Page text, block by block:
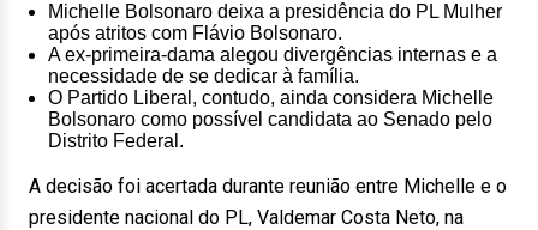
Michelle Bolsonaro deixa a presidência do PL Mulher
após atritos com Flávio Bolsonaro.
A ex-primeira-dama alegou divergências internas e a
necessidade de se dedicar à família.
O Partido Liberal, contudo, ainda considera Michelle
Bolsonaro como possível candidata ao Senado pelo
Distrito Federal.
A decisão foi acertada durante reunião entre Michelle e o
presidente nacional do PL, Valdemar Costa Neto, na